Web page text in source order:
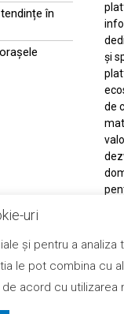
în
și
de
uri
și pentru a
le pot combina cu
acord cu